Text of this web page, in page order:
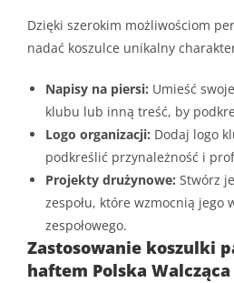
Dzięki szerokim możliwościom
nadać koszulce unikalny
Napisy na piersi: Umieść
klubu lub inną treść, by
Logo organizacji: Dodaj logo
podkreślić przynależność i
Projekty drużynowe: Stwórz
zespołu, które wzmocnią jego
zespołowego.
Zastosowanie koszulki
haftem Polska Walcząca